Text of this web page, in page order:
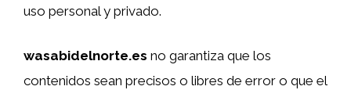
uso personal y privado.
wasabidelnorte.es no garantiza que los
contenidos sean precisos o libres de error o que el